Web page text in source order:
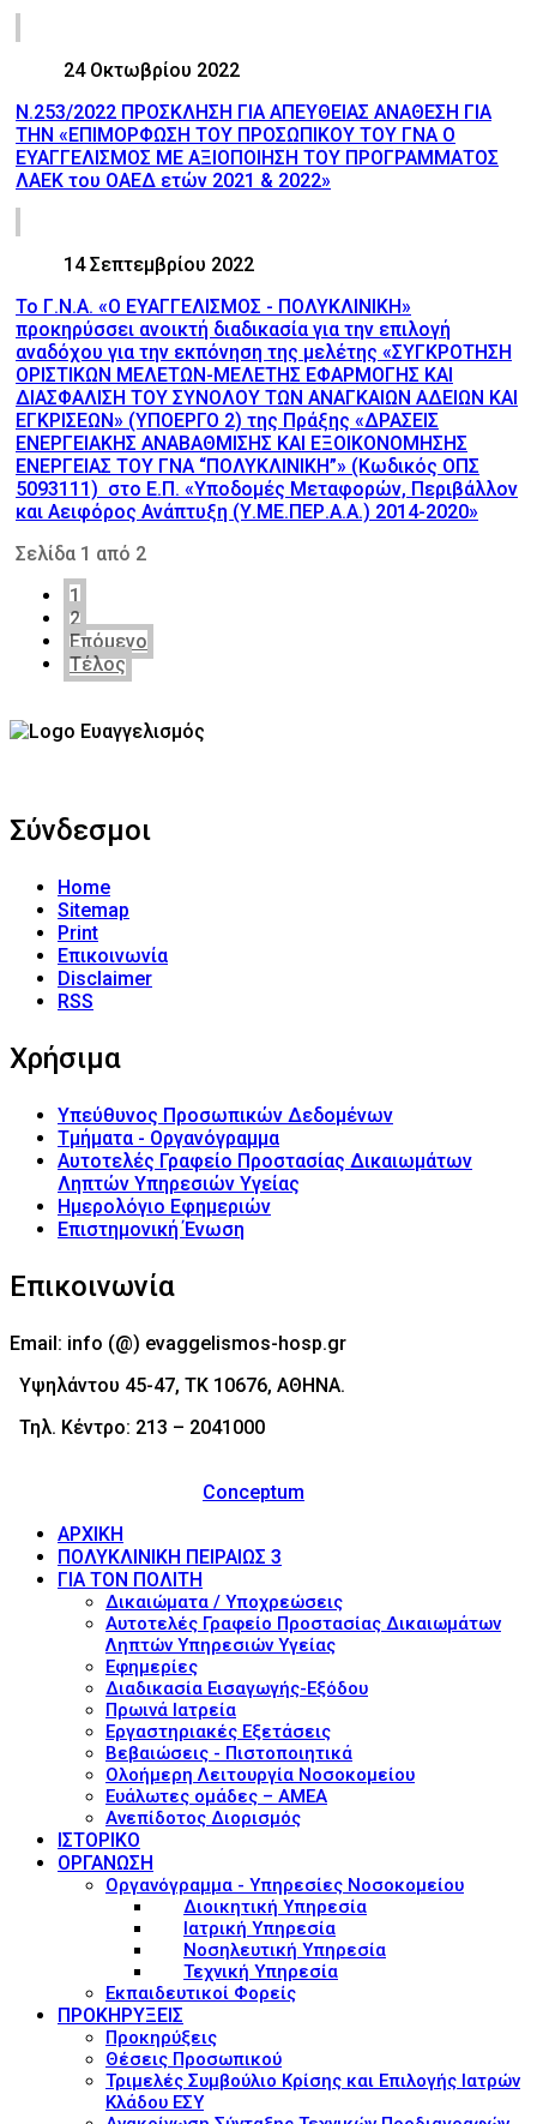
24 Οκτωβρίου 2022
Ν.253/2022 ΠΡΟΣΚΛΗΣΗ ΓΙΑ ΑΠΕΥΘΕΙΑΣ ΑΝΑΘΕΣΗ ΓΙΑ
ΤΗΝ «ΕΠΙΜΟΡΦΩΣΗ ΤΟΥ ΠΡΟΣΩΠΙΚΟΥ ΤΟΥ ΓΝΑ Ο
ΕΥΑΓΓΕΛΙΣΜΟΣ ΜΕ ΑΞΙΟΠΟΙΗΣΗ ΤΟΥ ΠΡΟΓΡΑΜΜΑΤΟΣ
ΛΑΕΚ του ΟΑΕΔ ετών 2021 & 2022»
14 Σεπτεμβρίου 2022
Το Γ.Ν.Α. «O ΕΥΑΓΓΕΛΙΣΜΟΣ - ΠΟΛΥΚΛΙΝΙΚΗ»
προκηρύσσει ανοικτή διαδικασία για την επιλογή
αναδόχου για την εκπόνηση της μελέτης «ΣΥΓΚΡΟΤΗΣΗ
ΟΡΙΣΤΙΚΩΝ ΜΕΛΕΤΩΝ-ΜΕΛΕΤΗΣ ΕΦΑΡΜΟΓΗΣ ΚΑΙ
ΔΙΑΣΦΑΛΙΣΗ ΤΟΥ ΣΥΝΟΛΟΥ ΤΩΝ ΑΝΑΓΚΑΙΩΝ ΑΔΕΙΩΝ ΚΑΙ
ΕΓΚΡΙΣΕΩΝ» (ΥΠΟΕΡΓΟ 2) της Πράξης «ΔΡΑΣΕΙΣ
ΕΝΕΡΓΕΙΑΚΗΣ ΑΝΑΒΑΘΜΙΣΗΣ ΚΑΙ ΕΞΟΙΚΟΝΟΜΗΣΗΣ
ΕΝΕΡΓΕΙΑΣ ΤΟΥ ΓΝΑ “ΠΟΛΥΚΛΙΝΙΚΗ”» (Κωδικός ΟΠΣ
5093111) στο Ε.Π. «Υποδομές Μεταφορών, Περιβάλλον
και Αειφόρος Ανάπτυξη (Υ.ΜΕ.ΠΕΡ.Α.Α.) 2014-2020»
Σελίδα 1 από 2
1
2
Επόμενο
Τέλος
Σύνδεσμοι
Home
Sitemap
Print
Επικοινωνία
Disclaimer
RSS
Χρήσιμα
Υπεύθυνος Προσωπικών Δεδομένων
Τμήματα - Οργανόγραμμα
Αυτοτελές Γραφείο Προστασίας Δικαιωμάτων
Ληπτών Υπηρεσιών Υγείας
Ημερολόγιο Εφημεριών
Επιστημονική Ένωση
Επικοινωνία
Email: info (@) evaggelismos-hosp.gr
Υψηλάντου 45-47, ΤΚ 10676, ΑΘΗΝΑ.
Τηλ. Κέντρο: 213 – 2041000
Conceptum
ΑΡΧΙΚΗ
ΠΟΛΥΚΛΙΝΙΚΗ ΠΕΙΡΑΙΩΣ 3
ΓΙΑ ΤΟΝ ΠΟΛΙΤΗ
Δικαιώματα / Υποχρεώσεις
Αυτοτελές Γραφείο Προστασίας Δικαιωμάτων
Ληπτών Υπηρεσιών Υγείας
Εφημερίες
Διαδικασία Εισαγωγής-Εξόδου
Πρωινά Ιατρεία
Εργαστηριακές Εξετάσεις
Βεβαιώσεις - Πιστοποιητικά
Ολοήμερη Λειτουργία Νοσοκομείου
Ευάλωτες ομάδες – ΑΜΕΑ
Ανεπίδοτος Διορισμός
ΙΣΤΟΡΙΚΟ
ΟΡΓΑΝΩΣΗ
Οργανόγραμμα - Υπηρεσίες Νοσοκομείου
Διοικητική Υπηρεσία
Ιατρική Υπηρεσία
Νοσηλευτική Υπηρεσία
Τεχνική Υπηρεσία
Εκπαιδευτικοί Φορείς
ΠΡΟΚΗΡΥΞΕΙΣ
Προκηρύξεις
Θέσεις Προσωπικού
Τριμελές Συμβούλιο Κρίσης και Επιλογής Ιατρών
Κλάδου ΕΣΥ